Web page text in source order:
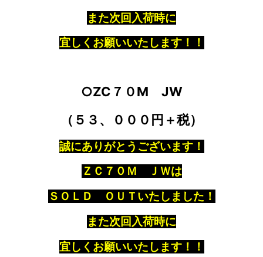
また次回入荷時に
宜しくお願いいたします！！
○ZC７０M JW
（５３、０００円＋税）
誠にありがとうございます！
ＺＣ７０Ｍ ＪＷは
ＳＯＬＤ ＯＵＴいたしました！
また次回入荷時に
宜しくお願いいたします！！